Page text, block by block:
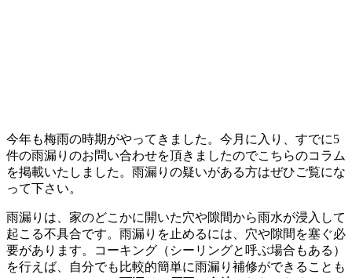
今年も梅雨の時期がやってきました。今月に入り、すでに5
件の雨漏りのお問い合わせを頂きましたのでこちらのコラム
を掲載いたしました。雨漏りの疑いがある方はぜひご覧にな
って下さい。
雨漏りは、家のどこかに開いた穴や隙間から雨水が浸入して
起こる不具合です。雨漏りを止めるには、穴や隙間を塞ぐ必
要があります。コーキング（シーリングと呼ぶ場合もある）
を行えば、自分でも比較的簡単に雨漏り補修ができることも